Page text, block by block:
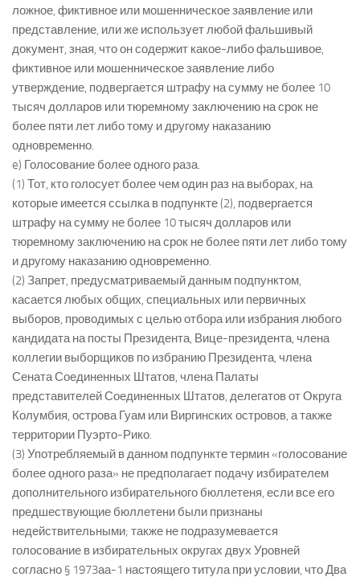
ложное, фиктивное или мошенническое заявление или
представление, или же использует любой фальшивый
документ, зная, что он содержит какое-либо фальшивое,
фиктивное или мошенническое заявление либо
утверждение, подвергается штрафу на сумму не более 10
тысяч долларов или тюремному заключению на срок не
более пяти лет либо тому и другому наказанию
одновременно.
e) Голосование более одного раза.
(1) Тот, кто голосует более чем один раз на выборах, на
которые имеется ссылка в подпункте (2), подвергается
штрафу на сумму не более 10 тысяч долларов или
тюремному заключению на срок не более пяти лет либо тому
и другому наказанию одновременно.
(2) Запрет, предусматриваемый данным подпунктом,
касается любых общих, специальных или первичных
выборов, проводимых с целью отбора или избрания любого
кандидата на посты Президента, Вице-президента, члена
коллегии выборщиков по избранию Президента, члена
Сената Соединенных Штатов, члена Палаты
представителей Соединенных Штатов, делегатов от Округа
Колумбия, острова Гуам или Виргинских островов, а также
территории Пуэрто-Рико.
(3) Употребляемый в данном подпункте термин «голосование
более одного раза» не предполагает подачу избирателем
дополнительного избирательного бюллетеня, если все его
предшествующие бюллетени были признаны
недействительными; также не подразумевается
голосование в избирательных округах двух Уровней
согласно § 1973аа-1 настоящего титула при условии, что Два